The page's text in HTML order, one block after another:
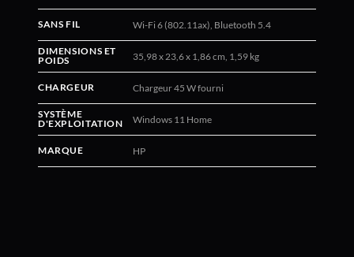
SANS FIL Wi-Fi 6 (802.11ax), Bluetooth 5.4
DIMENSIONS ET
POIDS
35,98 x 23,6 x 1,86 cm, 1,59 kg
CHARGEUR Chargeur 45 W fourni
SYSTÈME
D'EXPLOITATION
Windows 11 Home
MARQUE HP